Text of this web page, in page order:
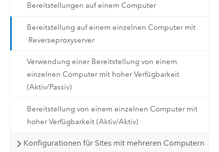
Bereitstellungen auf einem Computer
Bereitstellung auf einem einzelnen Computer mit
Reverseproxyserver
Verwendung einer Bereitstellung von einem
einzelnen Computer mit hoher Verfügbarkeit
(Aktiv/Passiv)
Bereitstellung von einem einzelnen Computer mit
hoher Verfügbarkeit (Aktiv/Aktiv)
Konfigurationen für Sites mit mehreren Computern